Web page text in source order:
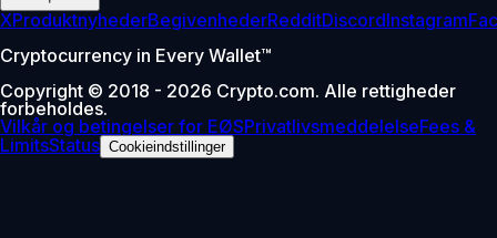
XProduktnyhederBegivenhederRedditDiscordInstagram
Cryptocurrency in Every Wallet™
Copyright © 2018 - 2026 Crypto.com. Alle rettigheder
forbeholdes.
Vilkår og betingelser for EØSPrivatlivsmeddelelseFees &
LimitsStatus Cookieindstillinger